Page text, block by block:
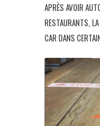
APRÈS AVOIR
RESTAURANTS,
CAR DANS